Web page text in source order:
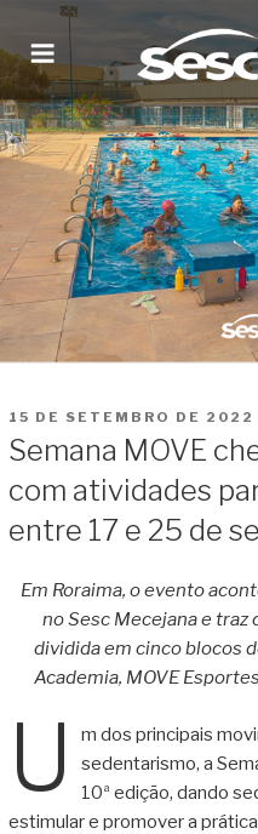
para
o
conteúdo
SESC RORAIMA
Site institucional
PUBLICADO
EM
15 DE SETEMBRO DE 2022
Semana MOVE
com atividades
entre 17 e 25 de
Em Roraima, o evento
no Sesc Mecejana e
dividida em cinco blocos
Academia, MOVE
U
m dos principais
sedentarismo, a
10ª edição, dando
estimular e promover a